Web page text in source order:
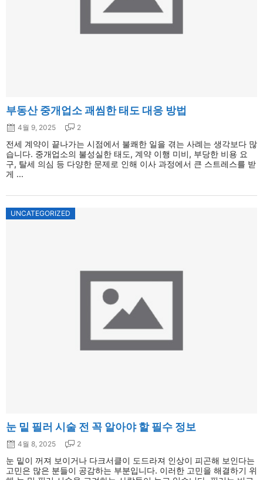
부동산 중개업소 괘씸한 태도 대응 방법
4월 9, 2025 2
전세 계약이 끝나가는 시점에서 불쾌한 일을 겪는 사례는 생각보다 많
습니다. 중개업소의 불성실한 태도, 계약 이행 미비, 부당한 비용 요
구, 탈세 의심 등 다양한 문제로 인해 이사 과정에서 큰 스트레스를 받
게 ...
UNCATEGORIZED
눈 밑 필러 시술 전 꼭 알아야 할 필수 정보
4월 8, 2025 2
눈 밑이 꺼져 보이거나 다크서클이 도드라져 인상이 피곤해 보인다는
고민은 많은 분들이 공감하는 부분입니다. 이러한 고민을 해결하기 위